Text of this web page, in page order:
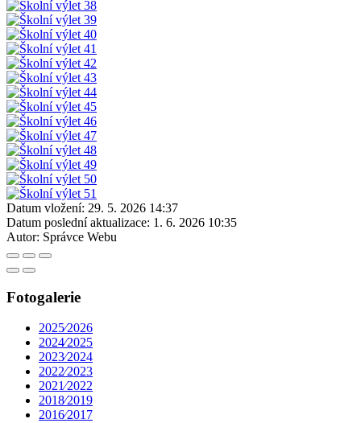
Datum vložení: 29. 5. 2026 14:37
Datum poslední aktualizace: 1. 6. 2026 10:35
Autor: Správce Webu
Fotogalerie
2025⁄2026
2024⁄2025
2023⁄2024
2022⁄2023
2021⁄2022
2018⁄2019
2016⁄2017